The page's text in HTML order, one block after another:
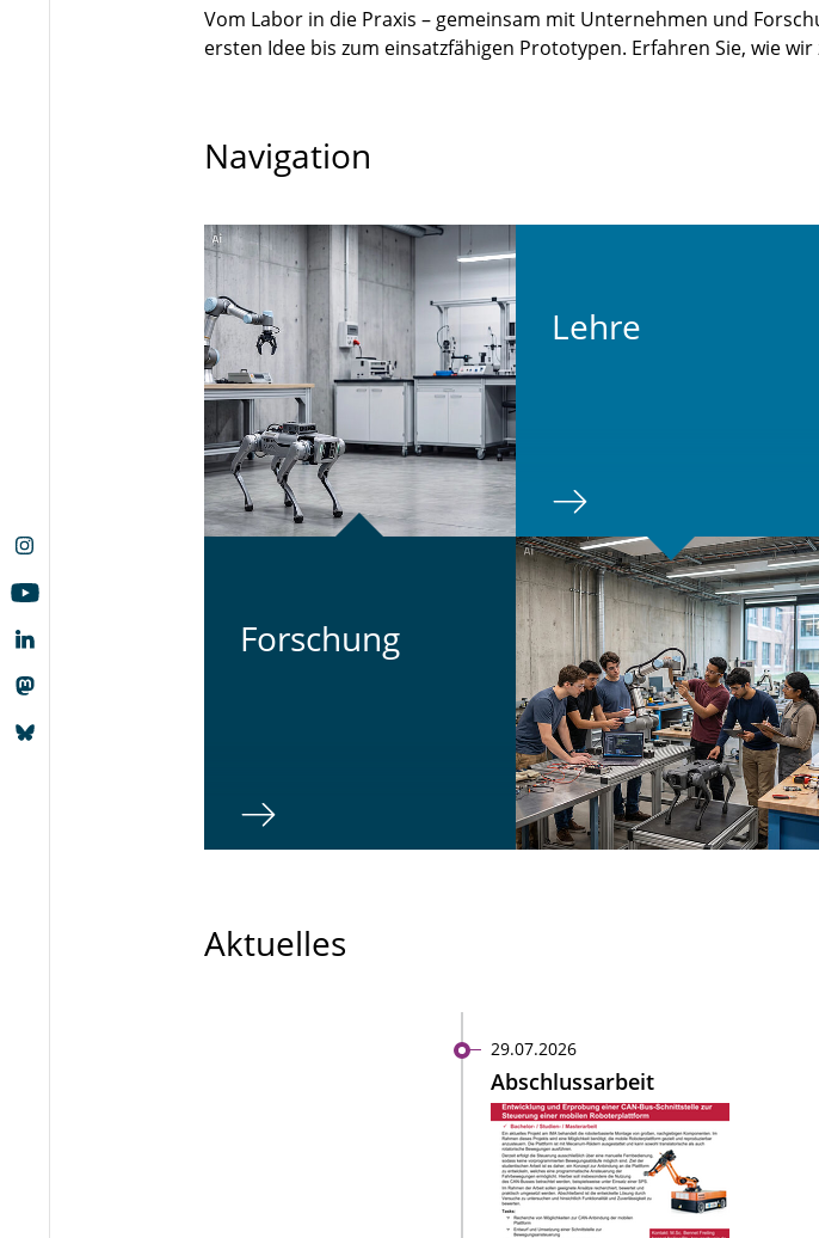
Vom Labor in die Praxis – gemeinsam mit Unternehmen und
ersten Idee bis zum einsatzfähigen Prototypen. Erfahren Sie, wie
Navigation
For­schung
Lehre
Aktuelles
29.07.2026
Abschlussarbeit